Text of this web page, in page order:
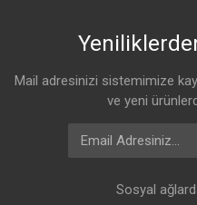
Mail adresinizi sistemimize
ve yeni
Email Address
Sosyal